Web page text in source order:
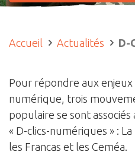
Accueil Actualités D-
Pour répondre aux
numérique, trois
populaire se sont
« D-clics-numériques » :
les Francas et les Ceméa.